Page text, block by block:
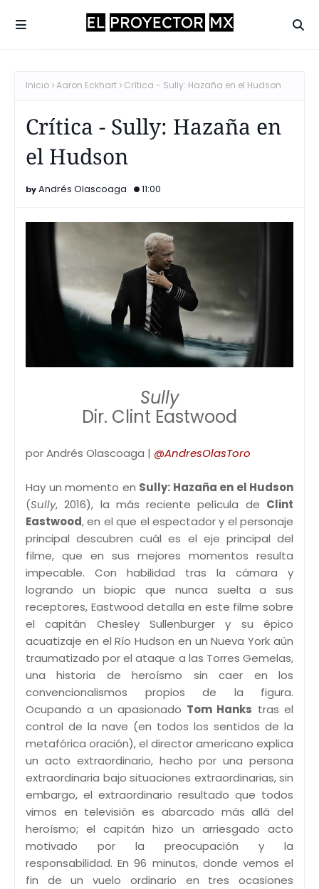
Inicio Aaron Eckhart Crítica - Sully: Hazaña en el Hudson
Crítica - Sully: Hazaña en
el Hudson
Andrés Olascoaga 11:00
Sully
Dir. Clint Eastwood
por Andrés Olascoaga | @AndresOlasToro
Hay un momento en Sully: Hazaña en el Hudson
(Sully, 2016), la más reciente película de Clint
Eastwood, en el que el espectador y el personaje
principal descubren cuál es el eje principal del
filme, que en sus mejores momentos resulta
impecable. Con habilidad tras la cámara y
logrando un biopic que nunca suelta a sus
receptores, Eastwood detalla en este filme sobre
el capitán Chesley Sullenburger y su épico
acuatizaje en el Río Hudson en un Nueva York aún
traumatizado por el ataque a las Torres Gemelas,
una historia de heroísmo sin caer en los
convencionalismos propios de la figura.
Ocupando a un apasionado Tom Hanks tras el
control de la nave (en todos los sentidos de la
metafórica oración), el director americano explica
un acto extraordinario, hecho por una persona
extraordinaria bajo situaciones extraordinarias, sin
embargo, el extraordinario resultado que todos
vimos en televisión es abarcado más allá del
heroísmo; el capitán hizo un arriesgado acto
motivado por la preocupación y la
responsabilidad. En 96 minutos, donde vemos el
fin de un vuelo ordinario en tres ocasiones